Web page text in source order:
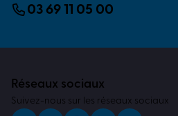
03 69 11 05 00
Réseaux sociaux
Suivez-nous sur les réseaux sociaux